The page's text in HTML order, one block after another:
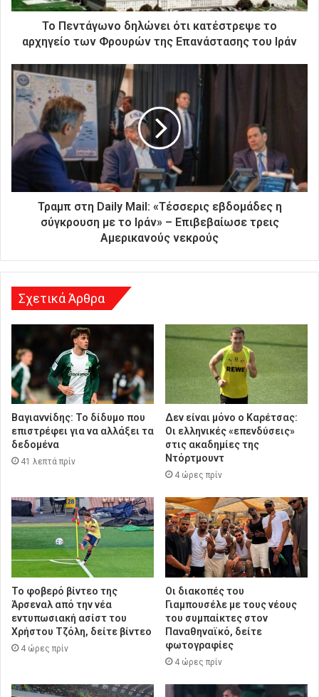
τ
ι
ς
δ
σ
Το Πεντάγωνο δηλώνει ότι κατέστρεψε το
αρχηγείο των Φρουρών της Επανάστασης του Ιράν
Τραμπ στη Daily Mail: «Τέσσερις εβδομάδες η
σύγκρουση με το Ιράν» – Επιβεβαίωσε τρεις
Αμερικανούς νεκρούς
Σχετικά Άρθρα
Βαγιαννίδης: Το δίδυμο που
επιστρέφει για να αλλάξει τα
δεδομένα
41 λεπτά πρίν
Δεν είναι μόνο ο Καρέτσας:
Οι ελληνικές «επενδύσεις»
στις ακαδημίες της
Ντόρτμουντ
4 ώρες πρίν
Το φοβερό βίντεο της
Άρσεναλ από την νέα
εντυπωσιακή ασίστ του
Χρήστου Τζόλη, δείτε βίντεο
4 ώρες πρίν
Οι διακοπές του
Γιαμπουσέλε με τους νέους
του συμπαίκτες στον
Παναθηναϊκό, δείτε
φωτογραφίες
4 ώρες πρίν